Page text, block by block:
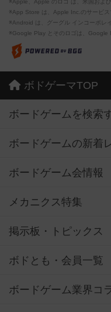
※Apple、Apple のロゴ は、米国およ
※App Store は、Apple Inc.のサービス
※Android は、グーグル インコーポレ
※Google Play とそのロゴは、Google
ボドゲーマTOP
ボードゲームを検索
ボードゲームの新着
ボードゲーム会情報
メカニクス特集
掲示板・トピックス
ボドとも・会員一覧
ボードゲーム業界コ